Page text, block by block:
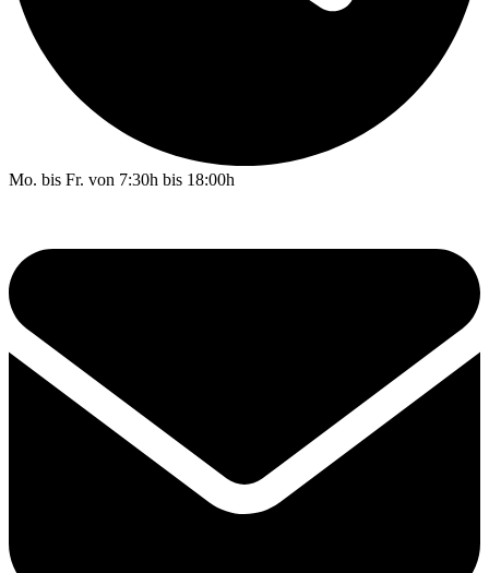
Mo. bis Fr. von 7:30h bis 18:00h